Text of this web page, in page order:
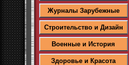
Журналы Зарубежные
Строительство и Дизайн
Военные и История
Здоровье и Красота